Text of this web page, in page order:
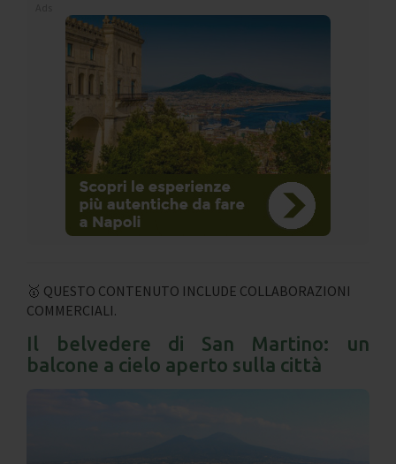
🥇 QUESTO CONTENUTO INCLUDE COLLABORAZIONI
COMMERCIALI.
Il belvedere di San Martino: un
balcone a cielo aperto sulla città